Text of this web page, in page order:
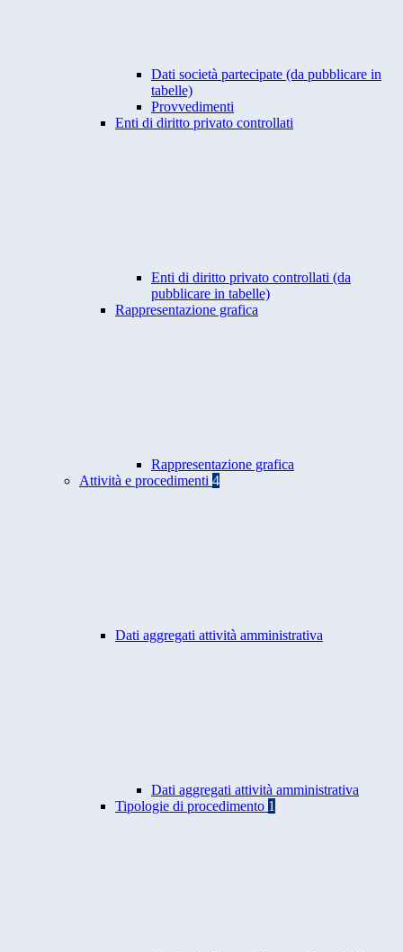
Dati società partecipate (da pubblicare in
tabelle)
Provvedimenti
Enti di diritto privato controllati
Enti di diritto privato controllati (da
pubblicare in tabelle)
Rappresentazione grafica
Rappresentazione grafica
Attività e procedimenti 4
Dati aggregati attività amministrativa
Dati aggregati attività amministrativa
Tipologie di procedimento 1